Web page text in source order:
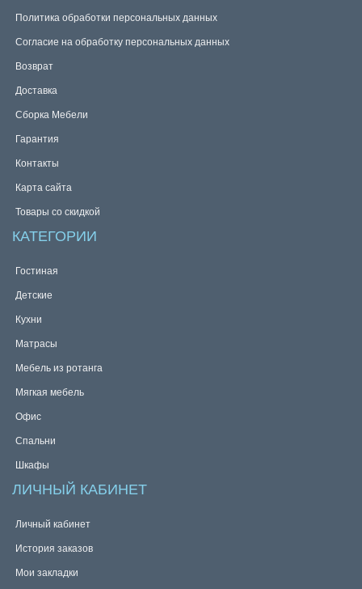
Политика обработки персональных данных
Согласие на обработку персональных данных
Возврат
Доставка
Сборка Мебели
Гарантия
Контакты
Карта сайта
Товары со скидкой
КАТЕГОРИИ
Гостиная
Детские
Кухни
Матрасы
Мебель из ротанга
Мягкая мебель
Офис
Спальни
Шкафы
ЛИЧНЫЙ КАБИНЕТ
Личный кабинет
История заказов
Мои закладки